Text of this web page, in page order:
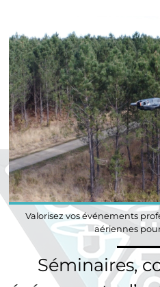
Valorisez vos événements
aériennes
Séminaires,